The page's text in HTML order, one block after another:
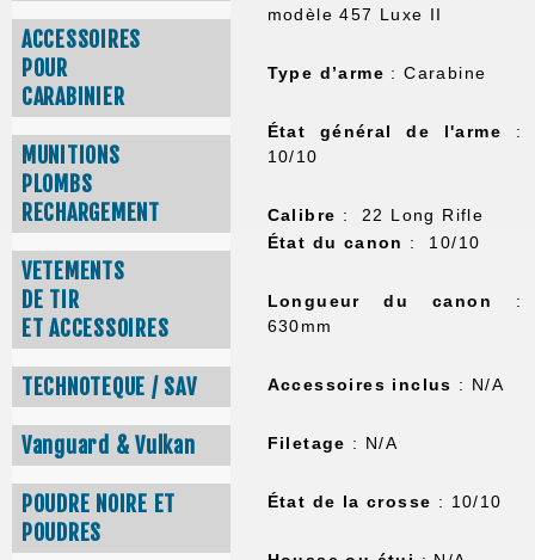
ACCESSOIRES
POUR
CARABINIER
MUNITIONS
PLOMBS
RECHARGEMENT
VETEMENTS
DE TIR
ET ACCESSOIRES
TECHNOTEQUE / SAV
Vanguard & Vulkan
POUDRE NOIRE ET
POUDRES
modèle 457 Luxe II
Type d’arme : Carabine
État général de l'arme :
10/10
Calibre : 22 Long Rifle
État du canon : 10/10
Longueur du canon
:
630mm
Accessoires inclus : N/A
Filetage : N/A
État de la crosse : 10/10